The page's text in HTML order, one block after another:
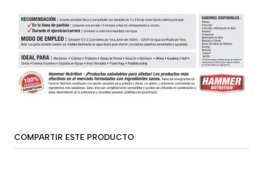
COMPARTIR ESTE PRODUCTO